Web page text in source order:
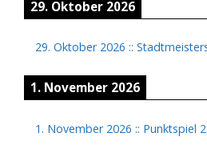
29. Oktober 2026
29. Oktober 2026 ::
1. November 2026
1. November 2026 :: Punktspiel